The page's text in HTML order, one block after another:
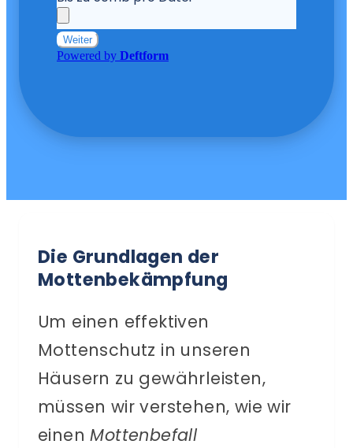
Die Grundlagen der
Mottenbekämpfung
Um einen effektiven
Mottenschutz in unseren
Häusern zu gewährleisten,
müssen wir verstehen, wie wir
einenMottenbefall